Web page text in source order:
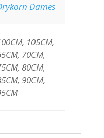
Dames
105CM,
70CM,
80CM,
90CM,